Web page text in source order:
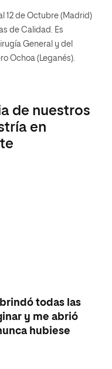
12 de Octubre (Madrid)
de Calidad. Es
General y del
Ochoa (Leganés).
de nuestros
en
todas las
y me abrió
hubiese